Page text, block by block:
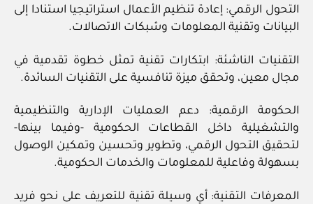
التحول الرقمي: إعادة تنظيم الأعمال استراتيجيا استنادا إلى
البيانات وتقنية المعلومات وشبكات الاتصالات.
التقنيات الناشئة: ابتكارات تقنية تمثل خطوة تقدمية في
مجال معين، وتحقق ميزة تنافسية على التقنيات السائدة.
الحكومة الرقمية: دعم العمليات الإدارية والتنظيمية
والتشغيلية داخل القطاعات الحكومية -وفيما بينها-
لتحقيق التحول الرقمي، وتطوير وتحسين وتمكين الوصول
بسهولة وفاعلية للمعلومات والخدمات الحكومية.
المعرفات التقنية: أي وسيلة تقنية للتعريف على نحو فريد